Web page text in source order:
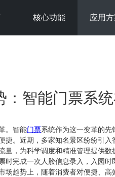
核心功能 应用
：智能门票系
。智能门票系统作为这一变革的
捷。近期，多家知名景区纷纷引入
量，为科学调度和精准管理提供
完成一次人脸信息录入，入园
趋势上，随着消费者对便捷、